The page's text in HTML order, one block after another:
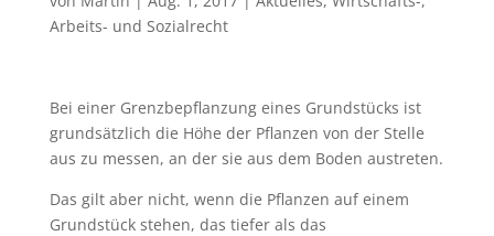
Arbeits- und Sozialrecht
Bei einer Grenzbepflanzung eines Grundstücks ist
grundsätzlich die Höhe der Pflanzen von der Stelle
aus zu messen, an der sie aus dem Boden austreten.
Das gilt aber nicht, wenn die Pflanzen auf einem
Grundstück stehen, das tiefer als das